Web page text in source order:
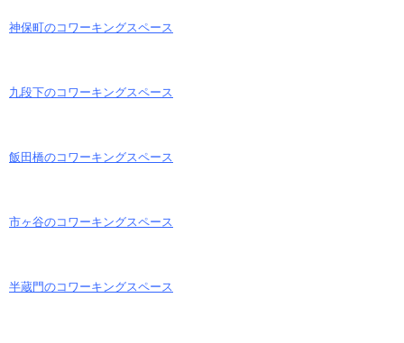
神保町のコワーキングスペース
九段下のコワーキングスペース
飯田橋のコワーキングスペース
市ヶ谷のコワーキングスペース
半蔵門のコワーキングスペース